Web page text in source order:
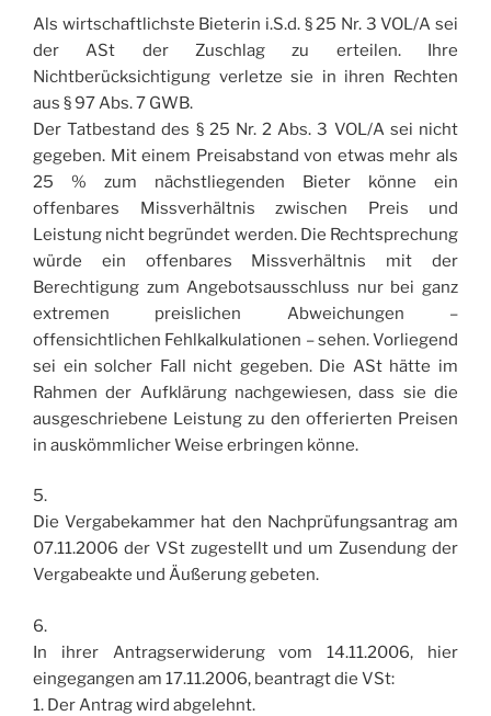
Als wirtschaftlichste Bieterin i.S.d. § 25 Nr. 3 VOL/A sei
der ASt der Zuschlag zu erteilen. Ihre
Nichtberücksichtigung verletze sie in ihren Rechten
aus § 97 Abs. 7 GWB.
Der Tatbestand des § 25 Nr. 2 Abs. 3 VOL/A sei nicht
gegeben. Mit einem Preisabstand von etwas mehr als
25 % zum nächstliegenden Bieter könne ein
offenbares Missverhältnis zwischen Preis und
Leistung nicht begründet werden. Die Rechtsprechung
würde ein offenbares Missverhältnis mit der
Berechtigung zum Angebotsausschluss nur bei ganz
extremen preislichen Abweichungen –
offensichtlichen Fehlkalkulationen – sehen. Vorliegend
sei ein solcher Fall nicht gegeben. Die ASt hätte im
Rahmen der Aufklärung nachgewiesen, dass sie die
ausgeschriebene Leistung zu den offerierten Preisen
in auskömmlicher Weise erbringen könne.
5.
Die Vergabekammer hat den Nachprüfungsantrag am
07.11.2006 der VSt zugestellt und um Zusendung der
Vergabeakte und Äußerung gebeten.
6.
In ihrer Antragserwiderung vom 14.11.2006, hier
eingegangen am 17.11.2006, beantragt die VSt:
1. Der Antrag wird abgelehnt.